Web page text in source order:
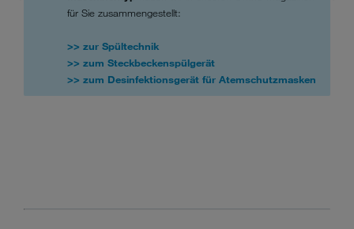
für Sie zusammengestellt:
>> zur Spültechnik
>> zum Steckbeckenspülgerät
>> zum Desinfektionsgerät für Atemschutzmasken